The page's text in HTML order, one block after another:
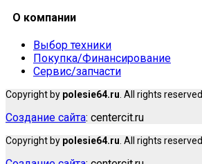
О компании
Выбор техники
Покупка/Финансирование
Сервис/запчасти
Copyright by polesie64.ru . All rights reserved.
Создание сайта: centercit.ru
Copyright by polesie64.ru . All rights reserved.